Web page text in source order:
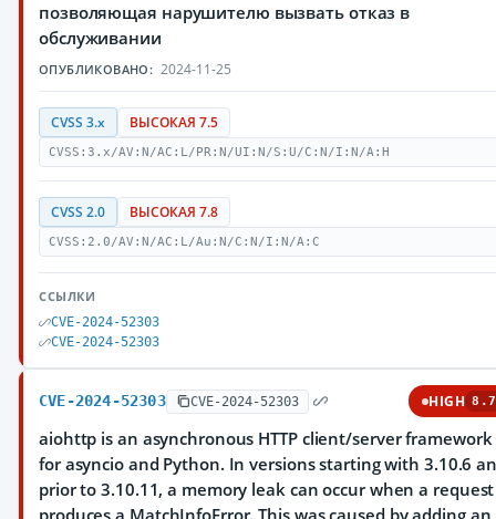
позволяющая нарушителю вызвать отказ в
обслуживании
ОПУБЛИКОВАНО: 2024-11-25
CVSS 3.x ВЫСОКАЯ 7.5
CVSS:3.x/AV:N/AC:L/PR:N/UI:N/S:U/C:N/I:N/A:H
CVSS 2.0 ВЫСОКАЯ 7.8
CVSS:2.0/AV:N/AC:L/Au:N/C:N/I:N/A:C
ССЫЛКИ
CVE-2024-52303
CVE-2024-52303
CVE-2024-52303 CVE-2024-52303 HIGH 8.7
aiohttp is an asynchronous HTTP client/server framework
for asyncio and Python. In versions starting with 3.10.6
prior to 3.10.11, a memory leak can occur when a request
produces a MatchInfoError. This was caused by adding an